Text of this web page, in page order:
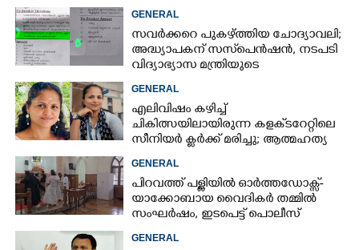
GENERAL
സവർക്കറെ പുകഴ്ത്തിയ ചോദ്യാവലി;
അദ്ധ്യാപകന് സസ്‌പെൻഷൻ, നടപടി
വിദ്യാഭ്യാസ മന്ത്രിയുടെ
GENERAL
എലിവിഷം കഴിച്ച്
ചികിത്സയിലായിരുന്ന കളക്‌ടറേറ്റിലെ
സീനിയർ ക്ലർക്ക് മരിച്ചു; ആത്മഹത്യ
സംശയം
GENERAL
പിറവത്ത് പള്ളിയിൽ ഓർത്തഡോക്സ്-
യാക്കോബായ വൈദികർ തമ്മിൽ
സംഘർഷം, ഇടപെട്ട് പൊലീസ്
GENERAL